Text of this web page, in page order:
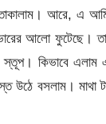
আরে, এ
আলো ফুটেছে।
স্তূপ। কিভাবে
উঠে বসলাম। মাথা